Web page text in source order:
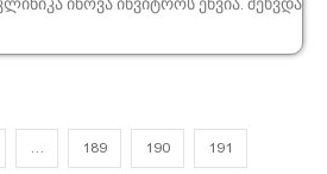
… 189 190 191